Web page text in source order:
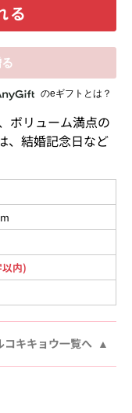
る
トで贈るのeギフトとは？
ボリューム満点の
、結婚記念日など
内)
コキキョウ一覧へ